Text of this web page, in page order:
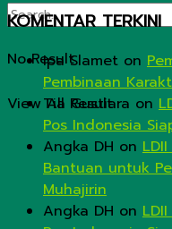
No Result
View All Result
KOMENTAR TERKINI
Ipa Slamet on
Pembinaan
Tia Gustiara on
Pos Indonesia
Angka DH on
Bantuan untuk
Muhajirin
Angka DH on